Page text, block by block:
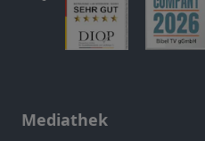
Mediathek